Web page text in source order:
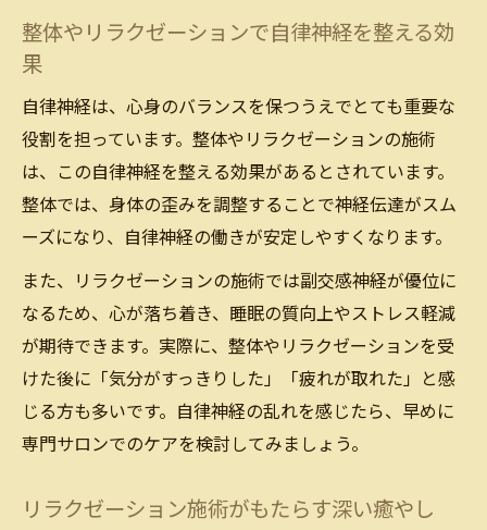
整体やリラクゼーションで自律神経を整える効
果
自律神経は、心身のバランスを保つうえでとても重要な
役割を担っています。整体やリラクゼーションの施術
は、この自律神経を整える効果があるとされています。
整体では、身体の歪みを調整することで神経伝達がスム
ーズになり、自律神経の働きが安定しやすくなります。
また、リラクゼーションの施術では副交感神経が優位に
なるため、心が落ち着き、睡眠の質向上やストレス軽減
が期待できます。実際に、整体やリラクゼーションを受
けた後に「気分がすっきりした」「疲れが取れた」と感
じる方も多いです。自律神経の乱れを感じたら、早めに
専門サロンでのケアを検討してみましょう。
リラクゼーション施術がもたらす深い癒やし